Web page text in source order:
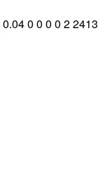
0.040 0 0 0 22413